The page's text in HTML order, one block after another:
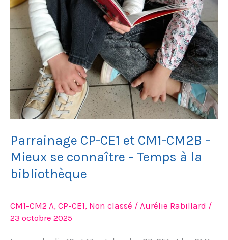
Parrainage CP-CE1 et CM1-CM2B –
Mieux se connaître – Temps à la
bibliothèque
CM1-CM2 A, CP-CE1, Non classé / Aurélie Rabillard /
23 octobre 2025
Temps
à
bibliothèque